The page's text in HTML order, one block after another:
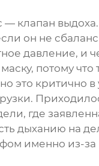
клапан выдоха.
он не
давление, и
потому что
это критично в
где
дыханию на
именно из-за